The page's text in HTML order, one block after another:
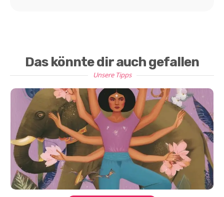
Das könnte dir auch gefallen
Unsere Tipps